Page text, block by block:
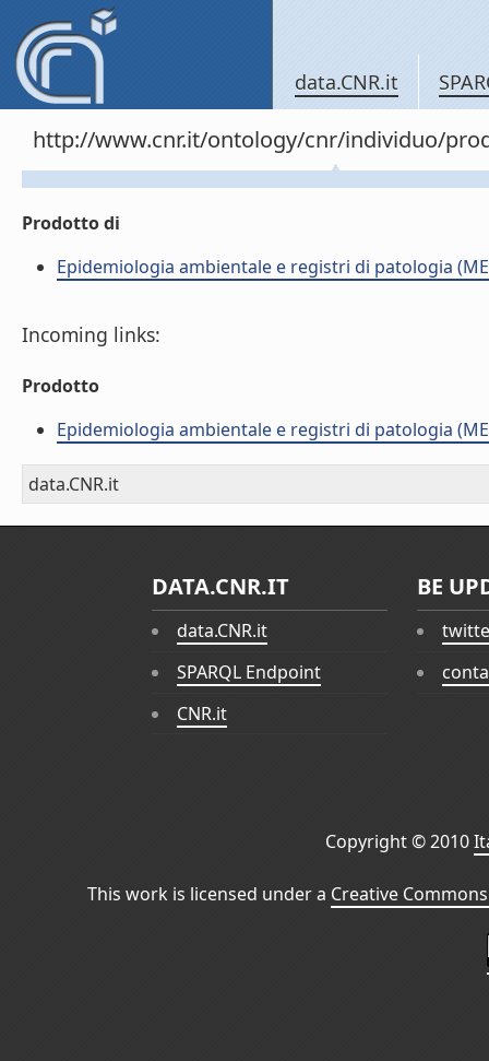
data.CNR.it
http://www.cnr.it/ontology/cnr/individuo/
Prodotto di
Epidemiologia ambientale e registri di patologia
Incoming links:
Prodotto
Epidemiologia ambientale e registri di patologia
data.CNR.it
DATA.CNR.IT
data.CNR.it
SPARQL Endpoint
CNR.it
BE
Copyright © 2010
This work is licensed under a Creative